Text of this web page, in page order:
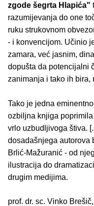
zgode šegrta Hlapića"
razumijevanja do one
ruku strukovnom
- i konvencijom. Učinio
zamara, već jasnim,
dopušta da potencijalni
zanimanja i tako ih bira,
Tako je jedna
ozbiljna knjiga
vrlo uzbudljivoga štiva.
dosadašnjega autorova
Brlić-Mažuranić - od
ilustracija do
drugim medijima.
prof. dr. sc. Vinko